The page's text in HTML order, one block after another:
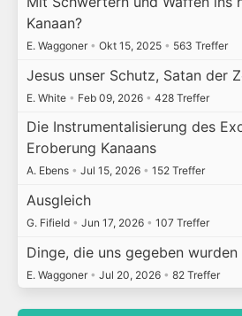
Kanaan?
E. Waggoner • Okt 15, 2025 • 563 Treffer
Jesus unser Schutz, Satan der
E. White • Feb 09, 2026 • 428 Treffer
Die Instrumentalisierung des
Eroberung Kanaans
A. Ebens • Jul 15, 2026 • 152 Treffer
Ausgleich
G. Fifield • Jun 17, 2026 • 107 Treffer
Dinge, die uns gegeben wurden
E. Waggoner • Jul 20, 2026 • 82 Treffer